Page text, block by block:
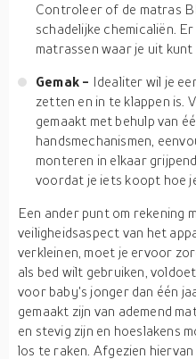
Controleer of de matras
schadelijke chemicaliën.
matrassen waar je uit kunt
Gemak - Idealiter wil je
zetten en in te klappen is.
gemaakt met behulp van
handsmechanismen,
monteren in elkaar
voordat je iets koopt hoe
Een ander punt om rekening
veiligheidsaspect van het
verkleinen, moet je ervoor
als bed wilt gebruiken,
voor baby's jonger dan één
gemaakt zijn van ademend
en stevig zijn en hoeslakens
los te raken. Afgezien